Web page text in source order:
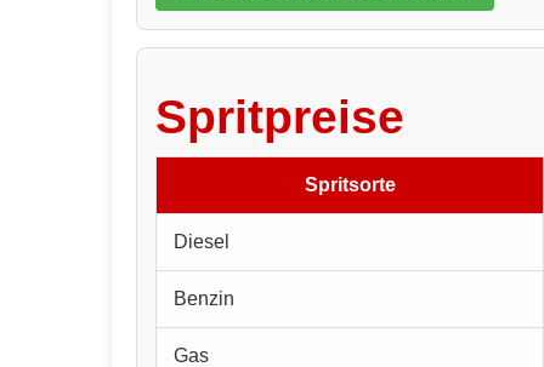
Spritpreise
Spritsorte
Diesel
Benzin
Gas